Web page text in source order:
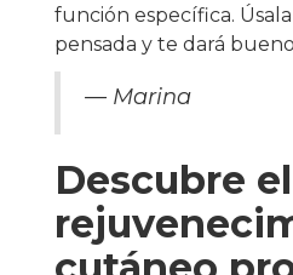
función específica.
pensada y te dará
— Marina
Descubre el